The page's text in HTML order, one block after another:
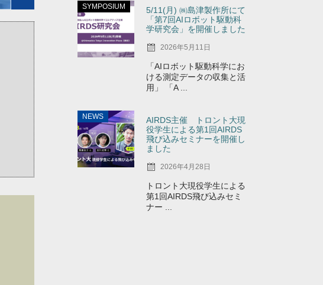
SYMPOSIUM
5/11(月) ㈱島津製作所にて
「第7回AIロボット駆動科
学研究会」を開催しました
2026年5月11日
「AIロボット駆動科学にお
ける測定データの収集と活
用」 「A ...
NEWS
AIRDS主催 トロント大現
役学生による第1回AIRDS
飛び込みセミナーを開催し
ました
2026年4月28日
トロント大現役学生による
第1回AIRDS飛び込みセミ
ナー ...